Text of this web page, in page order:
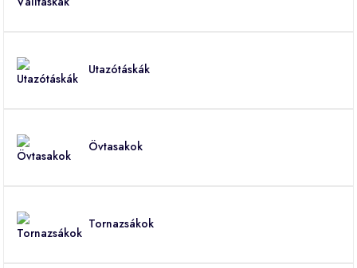
Utazótáskák
Övtasakok
Tornazsákok